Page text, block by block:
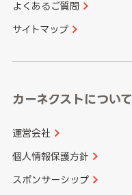
香川県
大分県
よくあるご質問
サイトマップ
カーネクストについて
運営会社
個人情報保護方針
スポンサーシップ